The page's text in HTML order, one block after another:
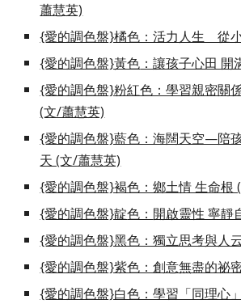
蕭慧英)
{愛的調色盤}橘色：活力人生 從
{愛的調色盤}黃色 ：讓孩子心田 開
{愛的調色盤}粉紅色：學習親密關
(文/蕭慧英)
{愛的調色盤}藍色：海闊天空—陪
天 (文/蕭慧英)
{愛的調色盤}褐色：鄉土情 生命根
{愛的調色盤}靛色： 開啟靈性 寧靜
{愛的調色盤}黑色：獨立思考與人
{愛的調色盤}紫色：創意無盡的祕
{愛的調色盤}白色：學習「同理心